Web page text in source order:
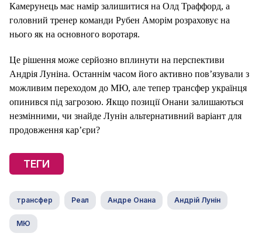
Камерунець має намір залишитися на Олд Траффорд, а
головний тренер команди Рубен Аморім розраховує на
нього як на основного воротаря.
Це рішення може серйозно вплинути на перспективи
Андрія Луніна. Останнім часом його активно пов’язували з
можливим переходом до МЮ, але тепер трансфер українця
опинився під загрозою. Якщо позиції Онани залишаються
незмінними, чи знайде Лунін альтернативний варіант для
продовження кар’єри?
ТЕГИ
трансфер Реал Андре Онана Андрій Лунін
МЮ